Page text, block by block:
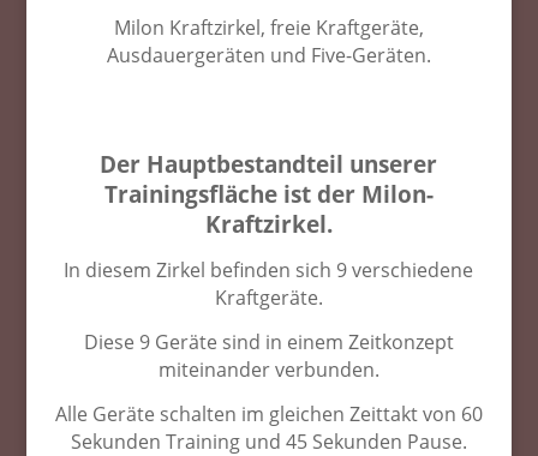
Milon Kraftzirkel, freie Kraftgeräte,
Ausdauergeräten und Five-Geräten.
Der Hauptbestandteil unserer
Trainingsfläche ist der Milon-
Kraftzirkel.
In diesem Zirkel befinden sich 9 verschiedene
Kraftgeräte.
Diese 9 Geräte sind in einem Zeitkonzept
miteinander verbunden.
Alle Geräte schalten im gleichen Zeittakt von 60
Sekunden Training und 45 Sekunden Pause.